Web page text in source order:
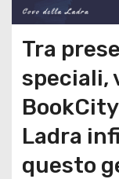
Tra
speciali,
Ladra
questo